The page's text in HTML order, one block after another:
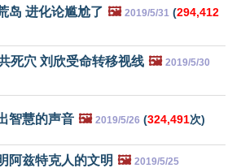
岛 进化论尴尬了 🖼️ 2019/5/31 (294,412
死穴 刘欣受命转移视线 🖼️ 2019/5/30
智慧的声音 🖼️ 2019/5/26 (324,491次)
阿兹特克人的文明 🖼️ 2019/5/25